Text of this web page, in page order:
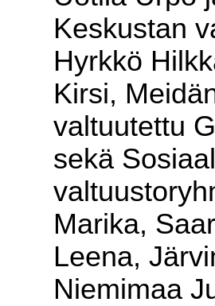
Keskustan
Hyrkkö
Kirsi,
valtuutettu
sekä
Marika,
Leena,
Niemimaa